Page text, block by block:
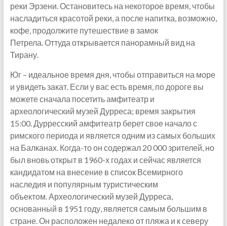
реки Эрзени. Остановитесь на некоторое время, чтобы
насладиться красотой реки, а после напитка, возможно,
кофе, продолжите путешествие в замок
Петрела. Оттуда открывается панорамный вид на
Тирану.
Юг – идеальное время дня, чтобы отправиться на море
и увидеть закат. Если у вас есть время, по дороге вы
можете сначала посетить амфитеатр и
археологический музей Дурреса; время закрытия
15:00. Дурресский амфитеатр берет свое начало с
римского периода и является одним из самых больших
на Балканах. Когда-то он содержал 20 000 зрителей, но
был вновь открыт в 1960-х годах и сейчас является
кандидатом на внесение в список Всемирного
наследия и популярным туристическим
объектом. Археологический музей Дурреса,
основанный в 1951 году, является самым большим в
стране. Он расположен недалеко от пляжа и к северу